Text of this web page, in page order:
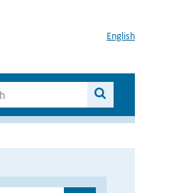
English